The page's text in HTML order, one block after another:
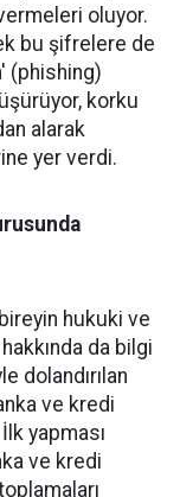
oluyor.
bu şifrelere de
(phishing)
korku
alarak
yer verdi.
hukuki ve
da bilgi
dolandırılan
ve kredi
yapması
ve kredi